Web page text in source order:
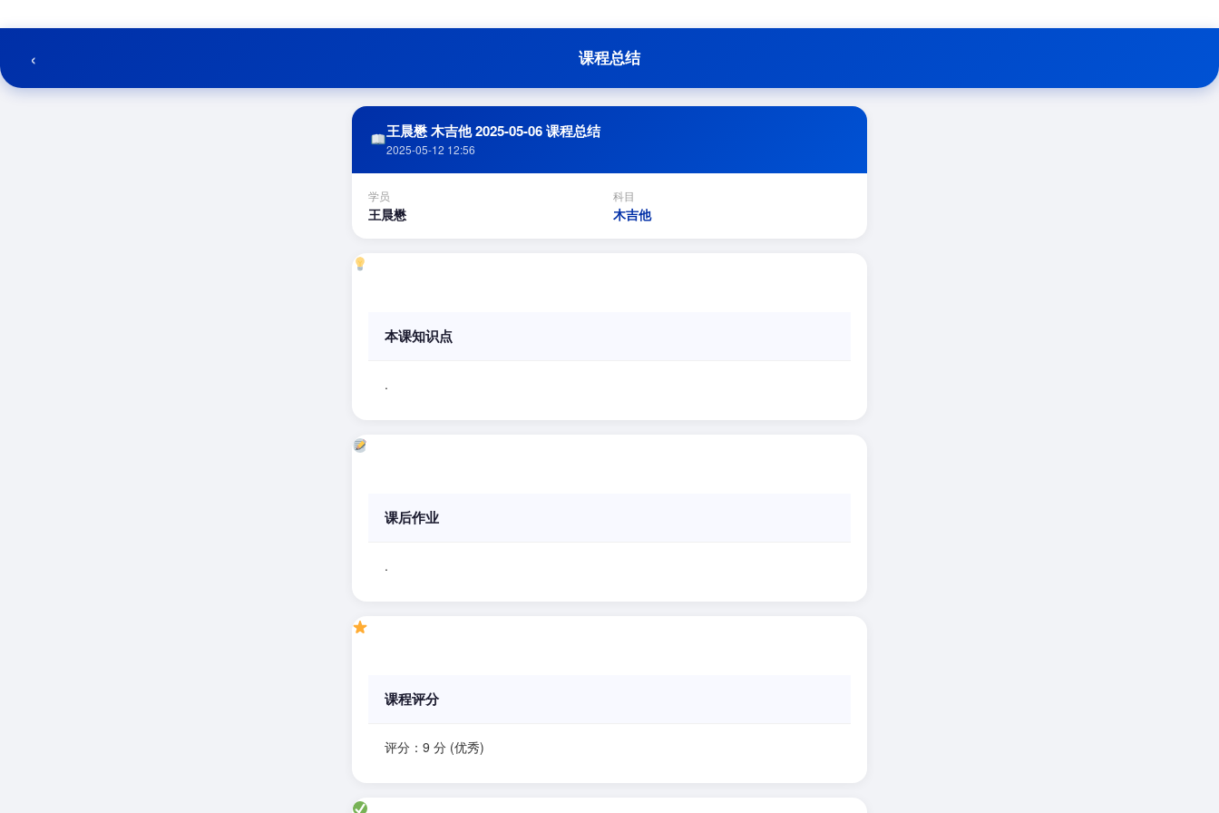
至
容
‹ 课程总结
王晨懋 木吉他 2025-05-06 课程总结
2025-05-12 12:56
学员
王晨懋
科目
木吉他
本课知识点
.
课后作业
.
课程评分
评分：9 分 (优秀)